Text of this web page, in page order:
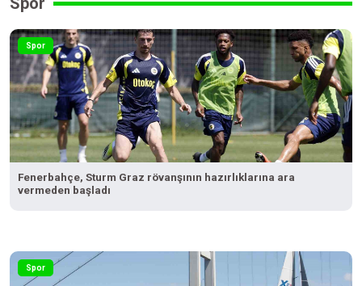
Spor
Fenerbahçe, Sturm Graz rövanşının hazırlıklarına ara
vermeden başladı
Spor